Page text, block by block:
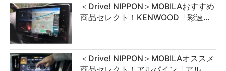
＜Drive! NIPPON＞MOBILAおすすめ
商品セレクト！KENWOOD「彩速…
＜Drive! NIPPON＞MOBILAオススメ